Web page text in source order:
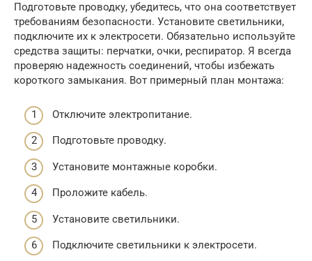
Подготовьте проводку, убедитесь, что она соответствует
требованиям безопасности. Установите светильники,
подключите их к электросети. Обязательно используйте
средства защиты: перчатки, очки, респиратор. Я всегда
проверяю надежность соединений, чтобы избежать
короткого замыкания. Вот примерный план монтажа:
Отключите электропитание.
Подготовьте проводку.
Установите монтажные коробки.
Проложите кабель.
Установите светильники.
Подключите светильники к электросети.